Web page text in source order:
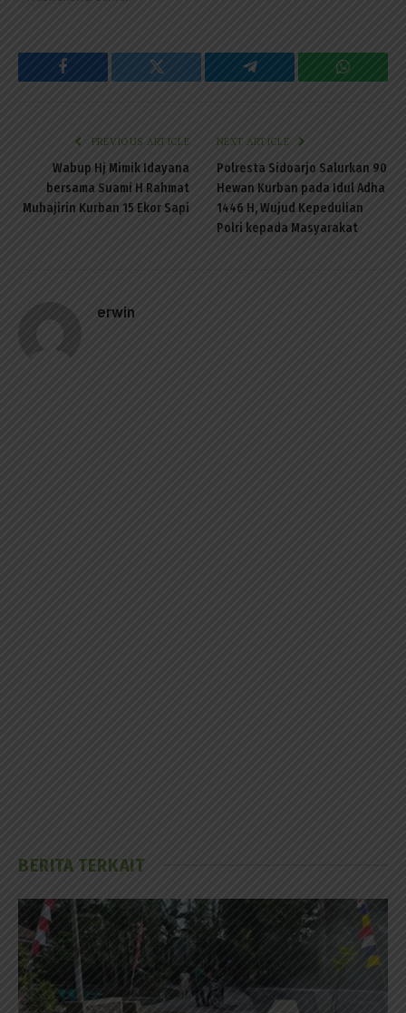
Facebook Twitter Telegram
PREVIOUS ARTICLE
Wabup Hj Mimik Idayana
bersama Suami H Rahmat
Muhajirin Kurban 15 Ekor Sapi
NEXT ARTICLE
Polresta Sidoarjo Salurkan 90
Hewan Kurban pada Idul Adha
1446 H, Wujud Kepedulian
Polri kepada Masyarakat
erwin
BERITA TERKAIT